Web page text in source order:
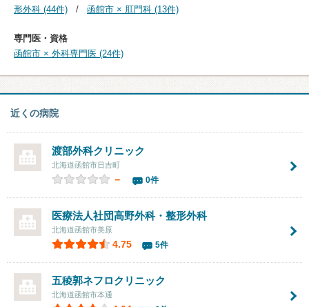
形外科 (44件)
函館市 × 肛門科 (13件)
専門医・資格
函館市 × 外科専門医 (24件)
近くの病院
渡部外科クリニック
北海道函館市日吉町
－ 0件
医療法人社団高野外科・整形外科
北海道函館市美原
4.75 5件
五稜郭ネフロクリニック
北海道函館市本通